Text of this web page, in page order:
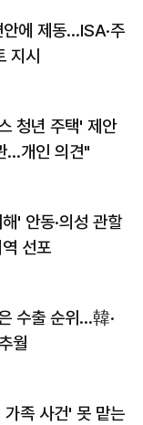
에 제동…ISA·주
지시
청년 주택' 제안
…개인 의견"
' 안동·의성 관할
선포
수출 순위…韓·
월
족 사건' 못 맡는